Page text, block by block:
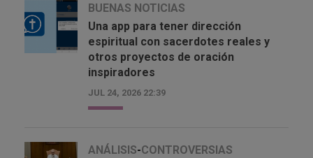
BUENAS NOTICIAS
Una app para tener dirección
espiritual con sacerdotes reales y
otros proyectos de oración
inspiradores
JUL 24, 2026 22:39
ANÁLISIS-CONTROVERSIAS